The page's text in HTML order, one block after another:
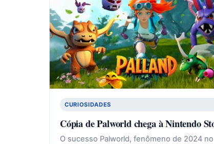
CURIOSIDADES
Cópia de Palworld chega à Nintendo
O sucesso Palworld, fenômeno de 2024 no